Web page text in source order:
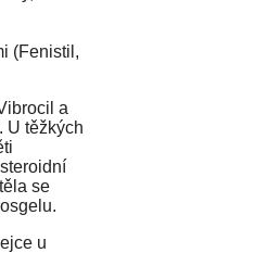
(Fenistil,
a
U těžkých
se
u